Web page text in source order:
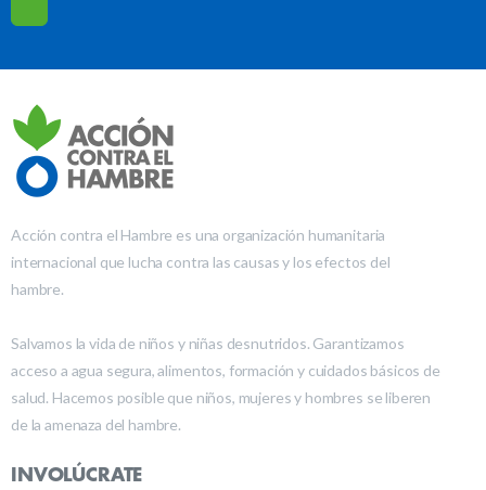
Acción contra el Hambre es una organización humanitaria
internacional que lucha contra las causas y los efectos del
hambre.
Salvamos la vida de niños y niñas desnutridos. Garantizamos
acceso a agua segura, alimentos, formación y cuidados básicos de
salud. Hacemos posible que niños, mujeres y hombres se liberen
de la amenaza del hambre.
INVOLÚCRATE